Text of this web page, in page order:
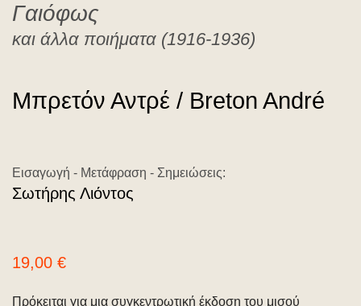
Γαιόφως
και άλλα ποιήματα (1916-1936)
Μπρετόν Αντρέ / Breton André
Εισαγωγή - Μετάφραση - Σημειώσεις:
Σωτήρης Λιόντος
19,00 €
Πρόκειται για μια συγκεντρωτική έκδοση του μισού